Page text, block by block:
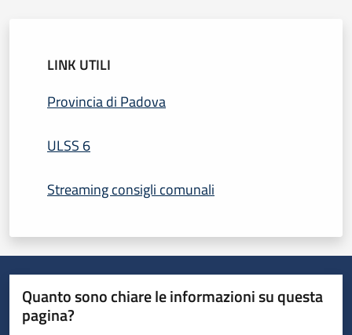
LINK UTILI
Provincia di Padova
ULSS 6
Streaming consigli comunali
Quanto sono chiare le informazioni su questa
pagina?